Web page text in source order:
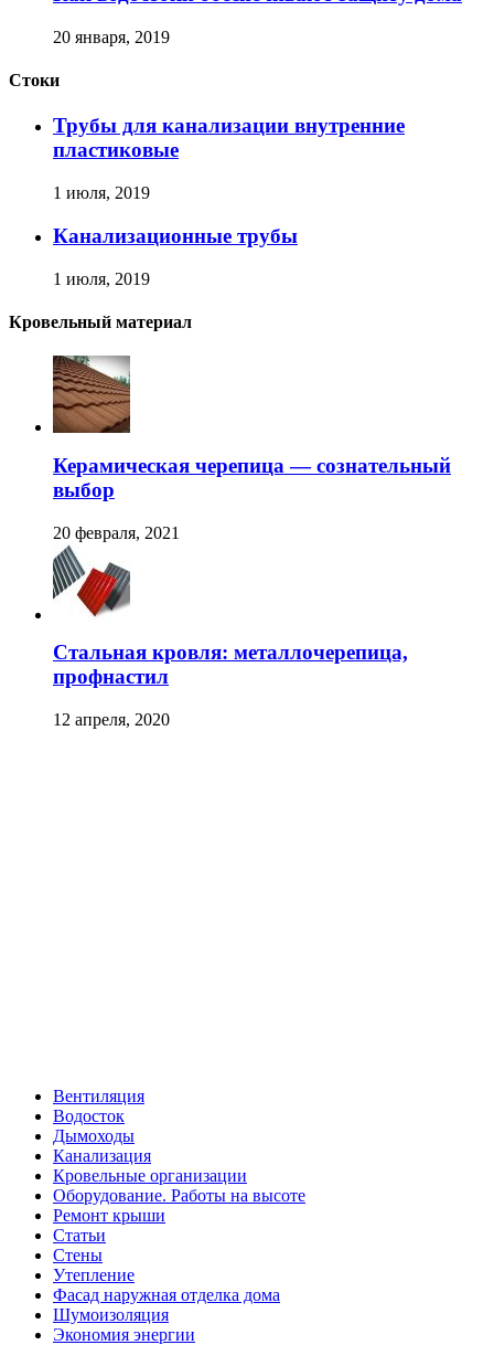
20 января, 2019
Стоки
Трубы для канализации внутренние
пластиковые
1 июля, 2019
Канализационные трубы
1 июля, 2019
Кровельный материал
Керамическая черепица — сознательный
выбор
20 февраля, 2021
Стальная кровля: металлочерепица,
профнастил
12 апреля, 2020
Вентиляция
Водосток
Дымоходы
Канализация
Кровельные организации
Оборудование. Работы на высоте
Ремонт крыши
Статьи
Стены
Утепление
Фасад наружная отделка дома
Шумоизоляция
Экономия энергии